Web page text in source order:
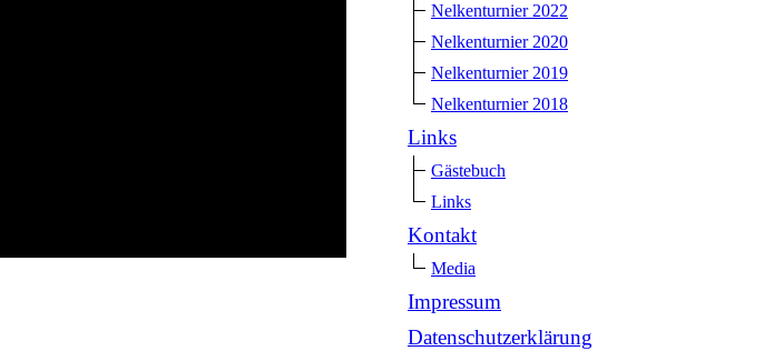
Nelkenturnier 2022
Nelkenturnier 2020
Nelkenturnier 2019
Nelkenturnier 2018
Links
Gästebuch
Links
Kontakt
Media
Impressum
Datenschutzerklärung